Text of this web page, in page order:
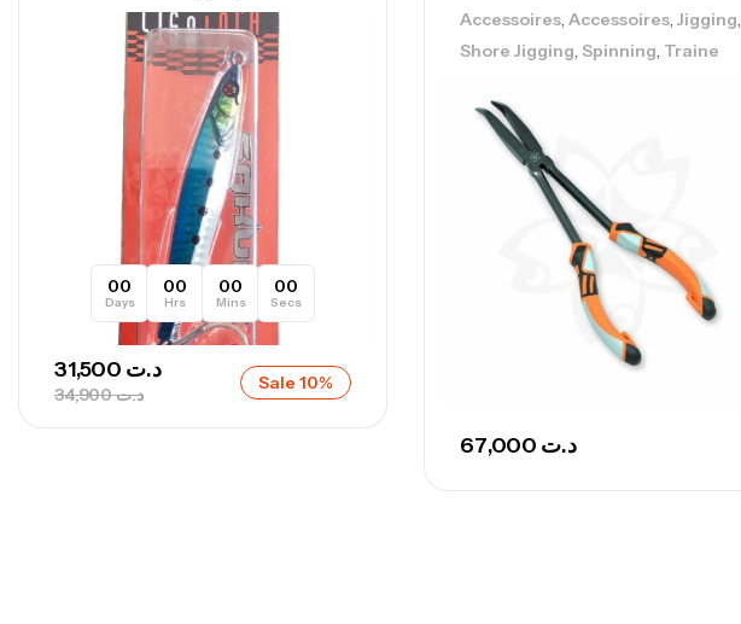
00
Days
00
Hrs
00
Mins
00
Secs
د.ت34,900
د.ت Sale 10%
Accessoires, Accessoires, Jigging,
Shore Jigging, Spinning, Traine
د.ت